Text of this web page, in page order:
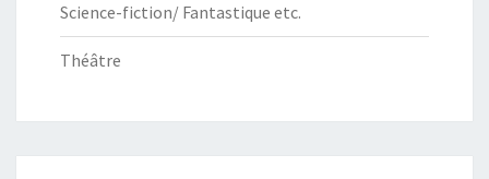
Science-fiction/ Fantastique etc.
Théâtre